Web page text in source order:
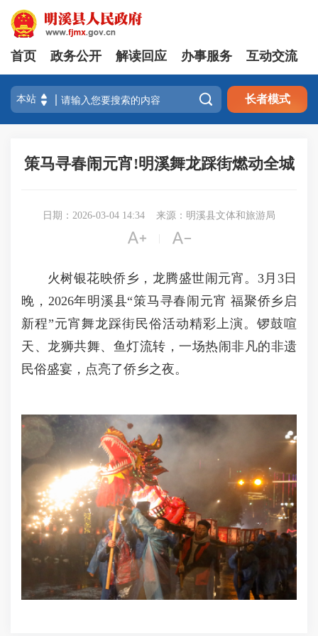
首页 政务公开 解读回应 办事服务 互动交流
 长者模式
策马寻春闹元宵!明溪舞龙踩街燃动全城
日期：2026-03-04 14:34 来源：明溪县文体和旅游局
 
火树银花映侨乡，龙腾盛世闹元宵。3月3日
晚，2026年明溪县“策马寻春闹元宵 福聚侨乡启
新程”元宵舞龙踩街民俗活动精彩上演。锣鼓喧
天、龙狮共舞、鱼灯流转，一场热闹非凡的非遗
民俗盛宴，点亮了侨乡之夜。